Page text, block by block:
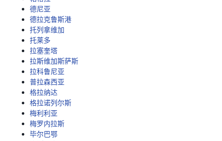
德尼亚
德拉克鲁斯港
托列拿维加
托莱多
拉塞奎塔
拉斯维加斯萨斯
拉科鲁尼亚
普拉森西亚
格拉纳达
格拉诺列尔斯
梅利利亚
梅罗内拉斯
毕尔巴鄂